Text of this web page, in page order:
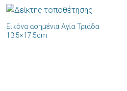
Πρόσθήκη
Εικόνα ασημένια Αγία Τριάδα
13.5×17.5cm